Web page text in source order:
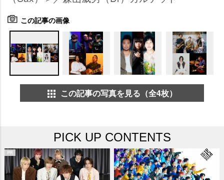
この記事の画像
この記事の写真を見る（全4枚）
PICK UP CONTENTS